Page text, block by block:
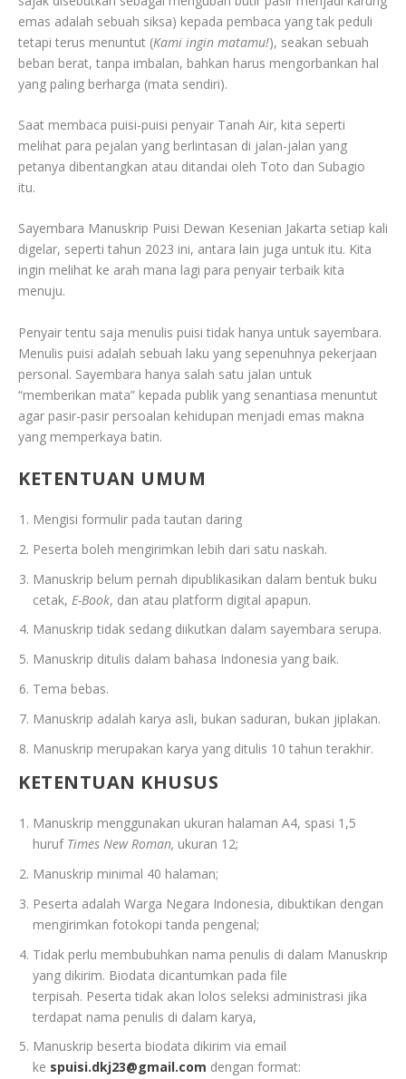
emas adalah sebuah siksa) kepada pembaca yang tak peduli
tetapi terus menuntut (Kami ingin matamu!), seakan sebuah
beban berat, tanpa imbalan, bahkan harus mengorbankan hal
yang paling berharga (mata sendiri).
Saat membaca puisi-puisi penyair Tanah Air, kita seperti
melihat para pejalan yang berlintasan di jalan-jalan yang
petanya dibentangkan atau ditandai oleh Toto dan Subagio
itu.
Sayembara Manuskrip Puisi Dewan Kesenian Jakarta setiap kali
digelar, seperti tahun 2023 ini, antara lain juga untuk itu. Kita
ingin melihat ke arah mana lagi para penyair terbaik kita
menuju.
Penyair tentu saja menulis puisi tidak hanya untuk sayembara.
Menulis puisi adalah sebuah laku yang sepenuhnya pekerjaan
personal. Sayembara hanya salah satu jalan untuk
“memberikan mata” kepada publik yang senantiasa menuntut
agar pasir-pasir persoalan kehidupan menjadi emas makna
yang memperkaya batin.
KETENTUAN UMUM
Mengisi formulir pada tautan daring
Peserta boleh mengirimkan lebih dari satu naskah.
Manuskrip belum pernah dipublikasikan dalam bentuk buku
cetak, E-Book, dan atau platform digital apapun.
Manuskrip tidak sedang diikutkan dalam sayembara serupa.
Manuskrip ditulis dalam bahasa Indonesia yang baik.
Tema bebas.
Manuskrip adalah karya asli, bukan saduran, bukan jiplakan.
Manuskrip merupakan karya yang ditulis 10 tahun terakhir.
KETENTUAN KHUSUS
Manuskrip menggunakan ukuran halaman A4, spasi 1,5
huruf Times New Roman, ukuran 12;
Manuskrip minimal 40 halaman;
Peserta adalah Warga Negara Indonesia, dibuktikan dengan
mengirimkan fotokopi tanda pengenal;
Tidak perlu membubuhkan nama penulis di dalam Manuskrip
yang dikirim. Biodata dicantumkan pada file
terpisah. Peserta tidak akan lolos seleksi administrasi jika
terdapat nama penulis di dalam karya,
Manuskrip beserta biodata dikirim via email
ke spuisi.dkj23@gmail.com dengan format: